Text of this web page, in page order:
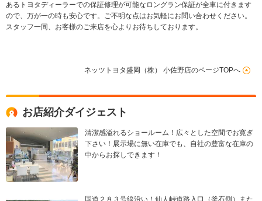
あるトヨタディーラーでの保証修理が可能なロングラン保証が全車に付きます
ので、万が一の時も安心です。ご不明な点はお気軽にお問い合わせください。
スタッフ一同、お客様のご来店を心よりお待ちしております。
ネッツトヨタ盛岡（株） 小佐野店のページTOPへ
お店紹介ダイジェスト
清潔感溢れるショールーム！広々とした空間でお寛ぎ
下さい！展示場に無い在庫でも、自社の豊富な在庫の
中からお探しできます！
国道２８３号線沿い！仙人峠道路入口（釜石側）また